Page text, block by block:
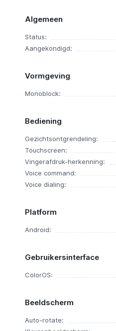
Algemeen
Status:
Aangekondigd:
Vormgeving
Monoblock:
Bediening
Gezichtsontgrendeling:
Touchscreen:
Vingerafdruk-herkenning:
Voice command:
Voice dialing:
Platform
Android:
Gebruikersinterface
ColorOS:
Beeldscherm
Auto-rotate: